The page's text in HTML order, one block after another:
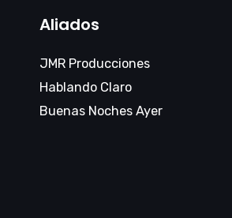
Aliados
JMR Producciones
Hablando Claro
Buenas Noches Ayer